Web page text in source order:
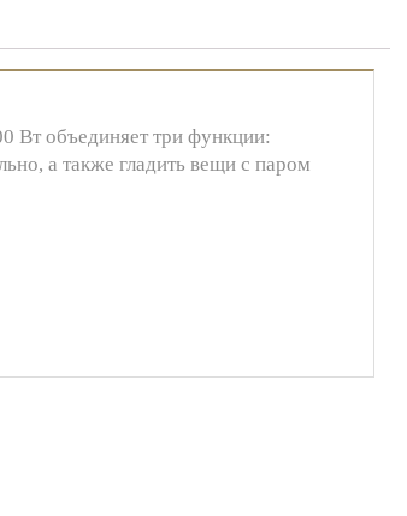
Вт объединяет три функции:
а также гладить вещи с паром